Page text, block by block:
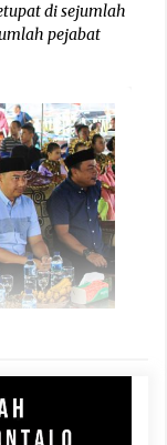
di sejumlah
pejabat